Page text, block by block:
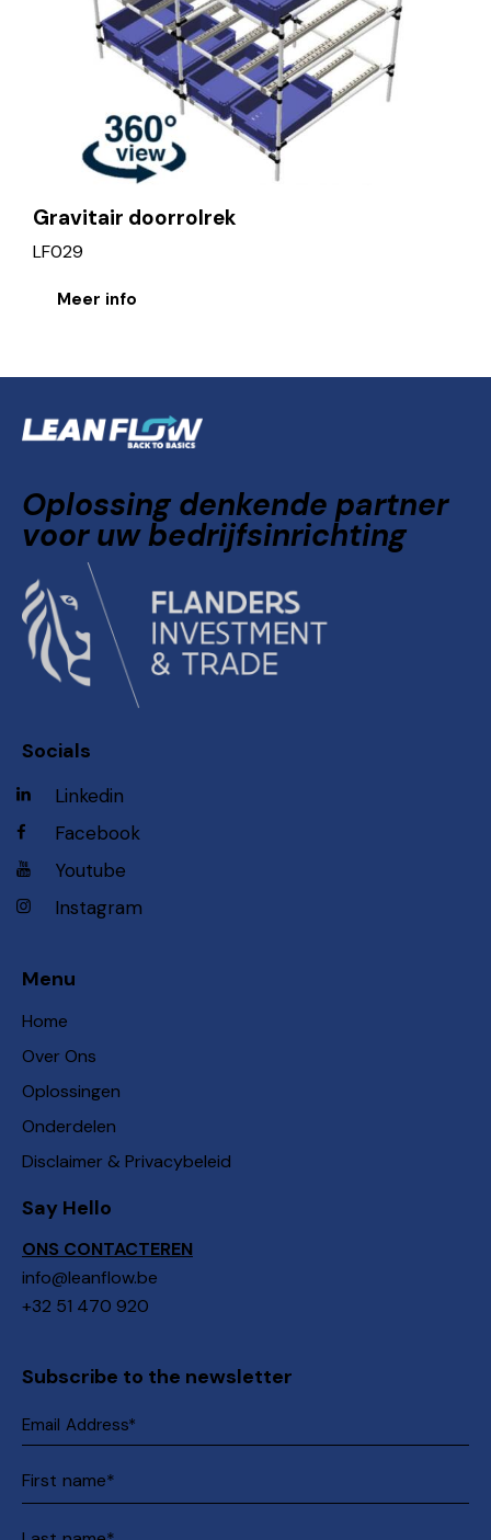
Gravitair doorrolrek
LF029
Meer info
Oplossing denkende partner
voor uw bedrijfsinrichting
Socials
Linkedin
Facebook
Youtube
Instagram
Menu
Home
Over Ons
Oplossingen
Onderdelen
Disclaimer & Privacybeleid
Say Hello
ONS CONTACTEREN
info@leanflow.be
+32 51 470 920
Subscribe to the newsletter